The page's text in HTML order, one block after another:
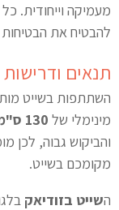
מעמיקה וייחודית.
להבטיח את הבטיחות
תנאים ודרישות
השתתפות בשייט
מינימלי של 130 ס"מ
והביקוש גבוה, לכן
מקומכם בשייט.
השייט בזודיאק